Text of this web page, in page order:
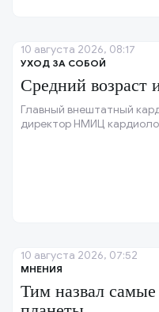
УХОД ЗА СОБОЙ
Средний возраст
Главный внештатный
директор НМИЦ
10 августа 2026, 08:17
МНЕНИЯ
Тим назвал
10 августа 2026, 07:52